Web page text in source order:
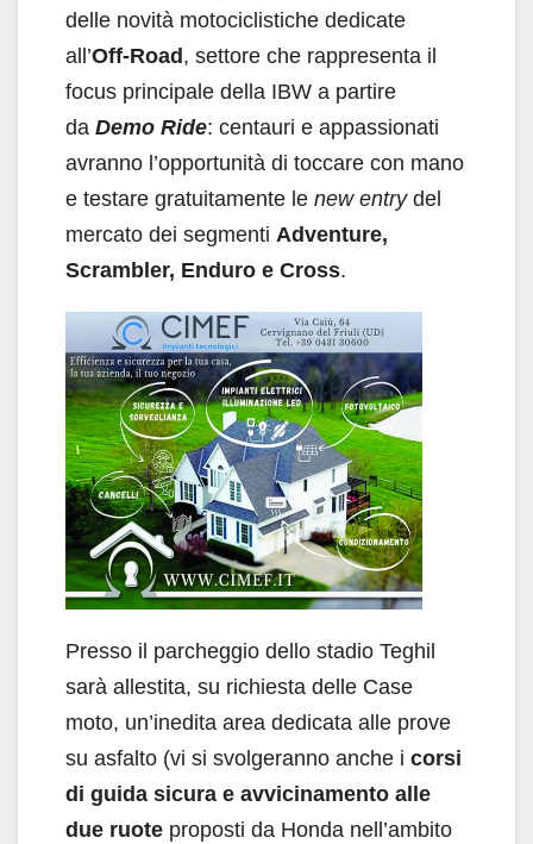
delle novità motociclistiche dedicate
all’Off-Road , settore che rappresenta il
focus principale della IBW a partire
da Demo Ride: centauri e appassionati
avranno l’opportunità di toccare con mano
e testare gratuitamente le new entrydel
mercato dei segmenti Adventure,
Scrambler, Enduro e Cross.
Presso il parcheggio dello stadio Teghil
sarà allestita, su richiesta delle Case
moto, un’inedita area dedicata alle prove
su asfalto (vi si svolgeranno anche i corsi
di guida sicura e avvicinamento alle
due ruote proposti da Honda nell’ambito